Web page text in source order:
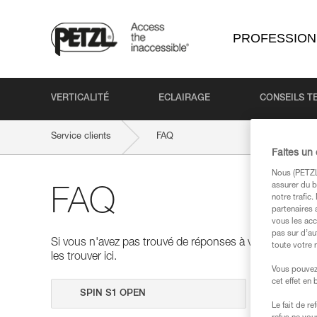
VERTICALITÉ ECLAIRAGE CONSEILS
Service clients FAQ
FAQ
Si vous n'avez pas trouvé de réponses à vos
les trouver ici.
Faites un
Nous
assurer du
notre trafic.
partenaires
vous les
pas sur
toute votre
Vous
cet effet en
Le fait de